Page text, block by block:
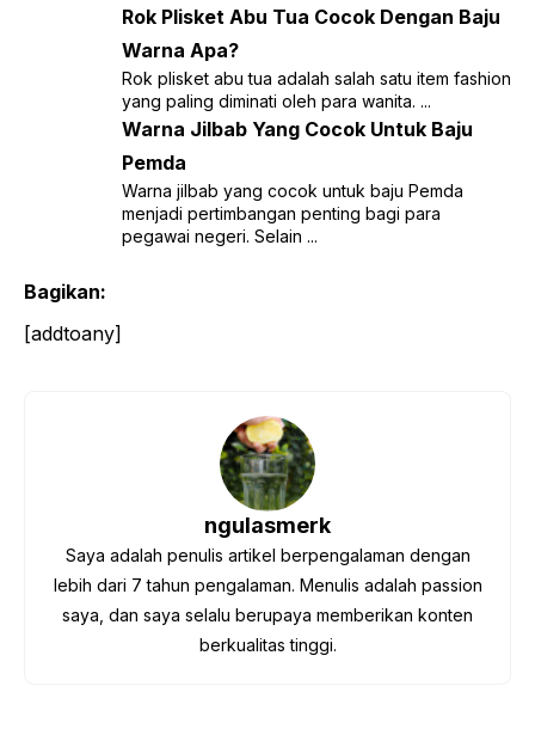
Rok Plisket Abu Tua Cocok Dengan Baju
Warna Apa?
Rok plisket abu tua adalah salah satu item fashion
yang paling diminati oleh para wanita. ...
Warna Jilbab Yang Cocok Untuk Baju
Pemda
Warna jilbab yang cocok untuk baju Pemda
menjadi pertimbangan penting bagi para
pegawai negeri. Selain ...
Bagikan:
[addtoany]
ngulasmerk
Saya adalah penulis artikel berpengalaman dengan
lebih dari 7 tahun pengalaman. Menulis adalah passion
saya, dan saya selalu berupaya memberikan konten
berkualitas tinggi.